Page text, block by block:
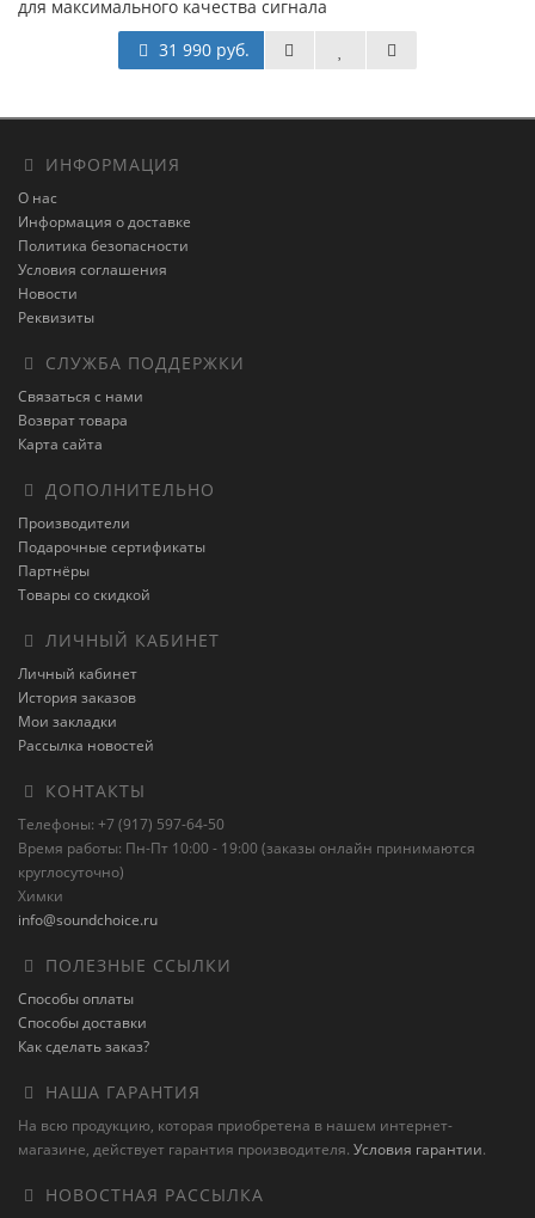
для максимального качества сигнала
31 990 руб.
ИНФОРМАЦИЯ
О нас
Информация о доставке
Политика безопасности
Условия соглашения
Новости
Реквизиты
СЛУЖБА ПОДДЕРЖКИ
Связаться с нами
Возврат товара
Карта сайта
ДОПОЛНИТЕЛЬНО
Производители
Подарочные сертификаты
Партнёры
Товары со скидкой
ЛИЧНЫЙ КАБИНЕТ
Личный кабинет
История заказов
Мои закладки
Рассылка новостей
КОНТАКТЫ
Телефоны: +7 (917) 597-64-50
Время работы: Пн-Пт 10:00 - 19:00 (заказы онлайн принимаются
круглосуточно)
Химки
info@soundchoice.ru
ПОЛЕЗНЫЕ ССЫЛКИ
Способы оплаты
Способы доставки
Как сделать заказ?
НАША ГАРАНТИЯ
На всю продукцию, которая приобретена в нашем интернет-
магазине, действует гарантия производителя. Условия гарантии.
НОВОСТНАЯ РАССЫЛКА